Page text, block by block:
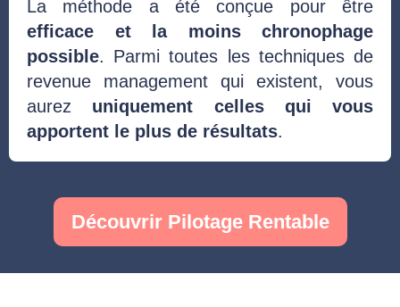
La méthode a été conçue pour être
efficace et la moins chronophage
possible. Parmi toutes les techniques de
revenue management qui existent, vous
aurez uniquement celles qui vous
apportent le plus de résultats.
Découvrir Pilotage Rentable